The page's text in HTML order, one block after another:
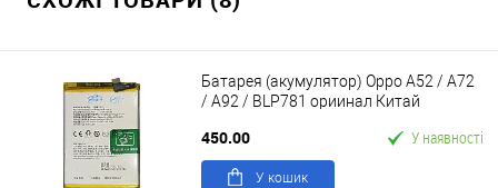
Батарея (акумулятор) Oppo A52 / A72
/ A92 / BLP781 ориинал Китай
450.00 У наявності
У кошик